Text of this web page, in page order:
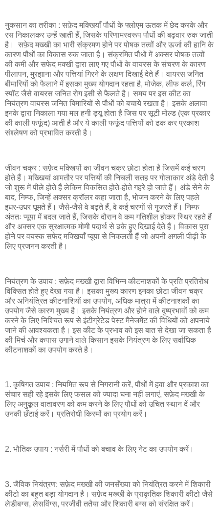
नुकसान का तरीका : सफ़ेद मक्खियाँ पौधों के फ्लोएम ऊतक में छेद करके और
रस निकालकर उन्हें खाती हैं, जिसके परिणामस्वरूप पौधों की बढ़वार रुक जाती
है। सफ़ेद मख्खी का भारी संक्रमण होने पर पोषक तत्वों और ऊर्जा की हानि के
कारण पौधों का विकास रुक जाता है। संक्रमित पौधों में अक्सर पोषक तत्वों
की कमी और सफेद मक्खी द्वारा लाए गए पौधों के वायरस के संचरण के कारण
पीलापन, मुरझाना और पत्तियां गिरने के लक्षण दिखाई देते हैं। वायरस जनित
बीमारियों को फैलाने में इसका मुख्य योगदान रहता है, मोजेक, लीफ कर्ल, रिंग
स्पॉट जैसे वायरस जनित रोग इसी से फैलते है। समय पर इस कीट का
नियंत्रण वायरस जनित बिमारियों से पौधों को बचाये रखता है। इसके अलावा
इनके द्वारा निकाला गया मल हनी ड्यू होता है जिस पर सूटी मोल्ड (एक प्रकार
की काली फफूंद) आती है और ये काली फफूंद पत्तियों को ढक कर प्रकाश
संश्लेषण को प्रभावित करती है।
जीवन चक्र : सफ़ेद मक्खियों का जीवन चक्र छोटा होता है जिसमें कई चरण
होते हैं। मख्खियां आमतौर पर पत्तियों की निचली सतह पर गोलाकार अंडे देती है
जो शुरू में पीले होते हैं लेकिन विकसित होते-होते गहरे हो जाते हैं। अंडे सेने के
बाद, निम्फ, जिन्हें अक्सर क्रॉलर कहा जाता है, भोजन करने के लिए पहले
इधर-उधर घूमते हैं। जैसे-जैसे वे बढ़ते हैं, वे कई चरणों से गुजरते हैं। निम्फ
अंततः प्यूपा में बदल जाते हैं, जिसके दौरान वे कम गतिशील होकर स्थिर रहते हैं
और अक्सर एक सुरक्षात्मक मोमी पदार्थ से ढके हुए दिखाई देते हैं। विकास पूरा
होने पर वयस्क सफेद मक्खियाँ प्यूपा से निकलती हैं जो अपनी अगली पीढ़ी के
लिए प्रजनन करती है।
नियंत्रण के उपाय : सफ़ेद मख्खी द्वारा विभिन्न कीटनाशकों के प्रति प्रतिरोध
विक्सित होते हुए देखा गया है। इसका मुख्य कारण इनका छोटा जीवन चक्र
और अनियंत्रित कीटनाशियों का उपयोग, अधिक मात्रा में कीटनाशकों का
उपयोग जैसे कारण मुख्य है। इसके नियंत्रण और होने वाले दुष्प्रभावों को कम
करने के लिए निश्चित रूप से इंटीग्रेटेड पेस्ट मैनेजमेंट की विधियों को अपनाये
जाने की आवश्यकता है। इस कीट के प्रभाव को इस बात से देखा जा सकता है
की मिर्च और कपास उगाने वाले किसान इसके नियंत्रण के लिए सर्वाधिक
कीटनाशकों का उपयोग करते है।
1. कृषिगत उपाय : नियमित रूप से निगरानी करें, पौधों में हवा और प्रकाश का
संचार सही रहे इसके लिए फसल को ज्यादा घना नहीं लगाएं, सफ़ेद मख्खी के
लिए अनुकूल वातावरण को कम करने के लिए पौधों को उचित स्थान दें और
उनकी छँटाई करें। प्रतिरोधी किस्मों का प्रयोग करें।
2. भौतिक उपाय : नर्सरी में पौधों को बचाव के लिए नेट का उपयोग करें।
3. जैविक नियंत्रण: सफ़ेद मख्खी की जनसँख्या को नियंत्रित करने में शिकारी
कीटो का बहुत बड़ा योगदान है। सफ़ेद मख्खी के प्राकृतिक शिकारी कीटो जैसे
लेडीबग्स, लेसविंग्स, परजीवी ततैया और शिकारी बग्स को संरक्षित करें।